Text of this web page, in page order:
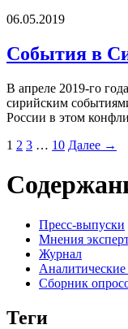
06.05.2019
События в
В апреле 2019-го
сирийским
России в этом
1 2 3 … 10 Далее →
Пресс-выпуски
Мнения
Журнал
Сборник
Теги